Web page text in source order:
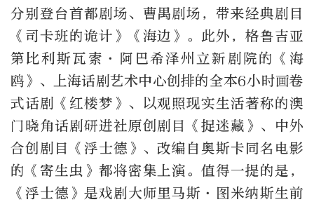
分别登台首都剧场、曹禺剧场，带来经典剧目
《司卡班的诡计》《海边》。此外，格鲁吉亚
第比利斯瓦索·阿巴希泽州立新剧院的《海
鸥》、上海话剧艺术中心创排的全本6小时画卷
式话剧《红楼梦》、以观照现实生活著称的澳
门晓角话剧研进社原创剧目《捉迷藏》、中外
合创剧目《浮士德》、改编自奥斯卡同名电影
的《寄生虫》都将密集上演。值得一提的是，
《浮士德》是戏剧大师里马斯·图米纳斯生前